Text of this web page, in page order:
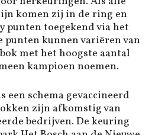
komen zij in de ring en
punten toegekend via het
punten kunnen variëren van
bok met het hoogste aantal
kampioen noemen.
een schema gevaccineerd
zijn afkomstig van
bedrijven. De keuring